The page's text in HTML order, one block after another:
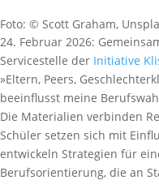
Foto: © Scott Graham,
24. Februar 2026:
Servicestelle der Initiative
»Eltern, Peers,
beeinflusst meine
Die Materialien verbinden
Schüler setzen sich mit
entwickeln Strategien für
Berufsorientierung, die an